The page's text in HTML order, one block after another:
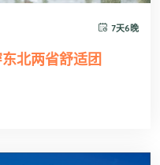
7天6晚
北两省舒适团